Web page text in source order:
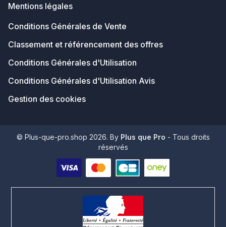
Mentions légales
Conditions Générales de Vente
Classement et référencement des offres
Conditions Générales d'Utilisation
Conditions Générales d'Utilisation Avis
Gestion des cookies
© Plus-que-pro.shop 2026. By Plus que Pro - Tous droits
réservés